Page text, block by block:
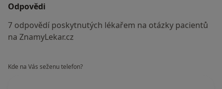
Odpovědi
7 odpovědí poskytnutých lékařem na otázky pacientů
na ZnamyLekar.cz
Kde na Vás seženu telefon?